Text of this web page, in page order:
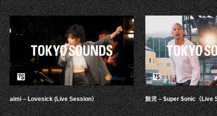
aimi – Lovesick (Live Session） 鋭児 – $uper $onic（Live